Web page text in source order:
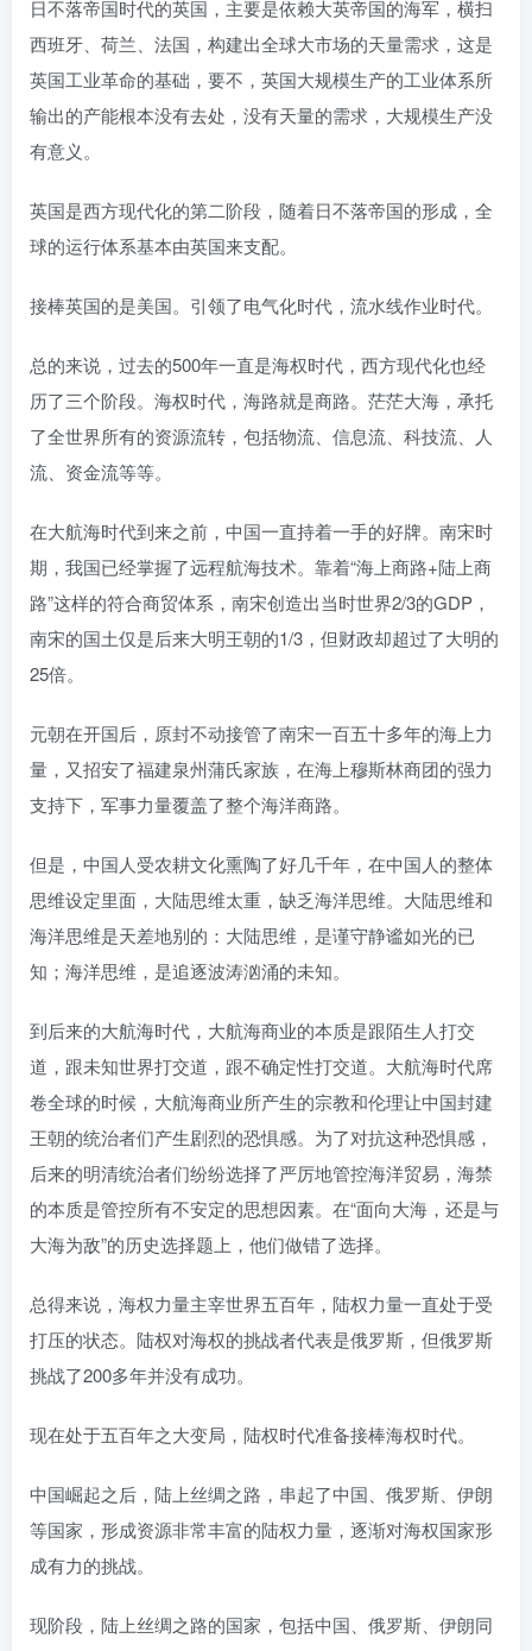
日不落帝国时代的英国，主要是依赖大英帝国的海军，横扫
西班牙、荷兰、法国，构建出全球大市场的天量需求，这是
英国工业革命的基础，要不，英国大规模生产的工业体系所
输出的产能根本没有去处，没有天量的需求，大规模生产没
有意义。
英国是西方现代化的第二阶段，随着日不落帝国的形成，全
球的运行体系基本由英国来支配。
接棒英国的是美国。引领了电气化时代，流水线作业时代。
总的来说，过去的500年一直是海权时代，西方现代化也经
历了三个阶段。海权时代，海路就是商路。茫茫大海，承托
了全世界所有的资源流转，包括物流、信息流、科技流、人
流、资金流等等。
在大航海时代到来之前，中国一直持着一手的好牌。南宋时
期，我国已经掌握了远程航海技术。靠着“海上商路+陆上商
路”这样的符合商贸体系，南宋创造出当时世界2/3的GDP，
南宋的国土仅是后来大明王朝的1/3，但财政却超过了大明的
25倍。
元朝在开国后，原封不动接管了南宋一百五十多年的海上力
量，又招安了福建泉州蒲氏家族，在海上穆斯林商团的强力
支持下，军事力量覆盖了整个海洋商路。
但是，中国人受农耕文化熏陶了好几千年，在中国人的整体
思维设定里面，大陆思维太重，缺乏海洋思维。大陆思维和
海洋思维是天差地别的：大陆思维，是谨守静谧如光的已
知；海洋思维，是追逐波涛汹涌的未知。
到后来的大航海时代，大航海商业的本质是跟陌生人打交
道，跟未知世界打交道，跟不确定性打交道。大航海时代席
卷全球的时候，大航海商业所产生的宗教和伦理让中国封建
王朝的统治者们产生剧烈的恐惧感。为了对抗这种恐惧感，
后来的明清统治者们纷纷选择了严厉地管控海洋贸易，海禁
的本质是管控所有不安定的思想因素。在“面向大海，还是与
大海为敌”的历史选择题上，他们做错了选择。
总得来说，海权力量主宰世界五百年，陆权力量一直处于受
打压的状态。陆权对海权的挑战者代表是俄罗斯，但俄罗斯
挑战了200多年并没有成功。
现在处于五百年之大变局，陆权时代准备接棒海权时代。
中国崛起之后，陆上丝绸之路，串起了中国、俄罗斯、伊朗
等国家，形成资源非常丰富的陆权力量，逐渐对海权国家形
成有力的挑战。
现阶段，陆上丝绸之路的国家，包括中国、俄罗斯、伊朗同